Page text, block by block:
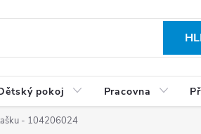
pokoj Pracovna
- 104206024